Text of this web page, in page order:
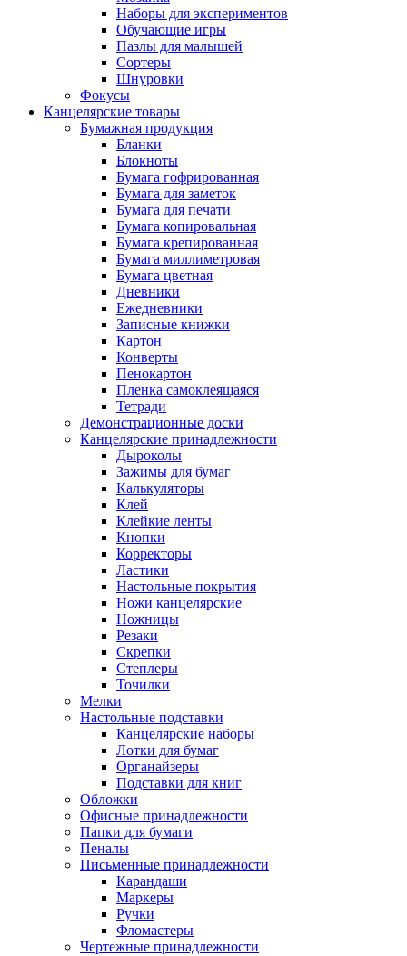
Наборы для экспериментов
Обучающие игры
Пазлы для малышей
Сортеры
Шнуровки
Фокусы
Канцелярские товары
Бумажная продукция
Бланки
Блокноты
Бумага гофрированная
Бумага для заметок
Бумага для печати
Бумага копировальная
Бумага крепированная
Бумага миллиметровая
Бумага цветная
Дневники
Ежедневники
Записные книжки
Картон
Конверты
Пенокартон
Пленка самоклеящаяся
Тетради
Демонстрационные доски
Канцелярские принадлежности
Дыроколы
Зажимы для бумаг
Калькуляторы
Клей
Клейкие ленты
Кнопки
Корректоры
Ластики
Настольные покрытия
Ножи канцелярские
Ножницы
Резаки
Скрепки
Степлеры
Точилки
Мелки
Настольные подставки
Канцелярские наборы
Лотки для бумаг
Органайзеры
Подставки для книг
Обложки
Офисные принадлежности
Папки для бумаги
Пеналы
Письменные принадлежности
Карандаши
Маркеры
Ручки
Фломастеры
Чертежные принадлежности